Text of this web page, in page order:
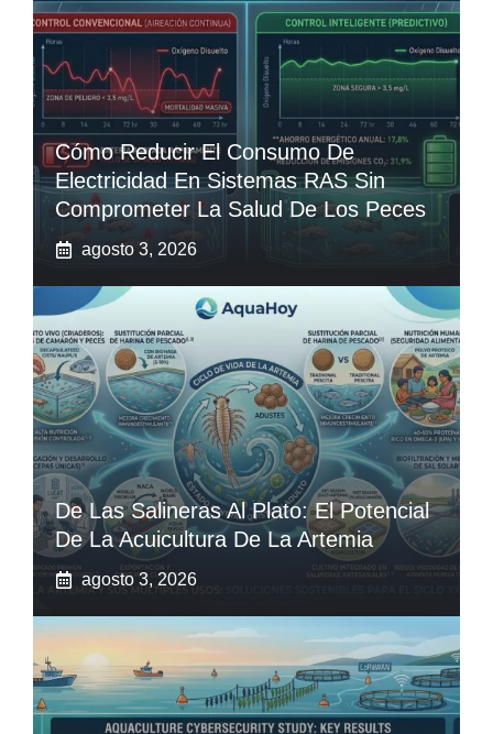
Cómo Reducir El Consumo De
Electricidad En Sistemas RAS Sin
Comprometer La Salud De Los Peces
agosto 3, 2026
De Las Salineras Al Plato: El Potencial
De La Acuicultura De La Artemia
agosto 3, 2026